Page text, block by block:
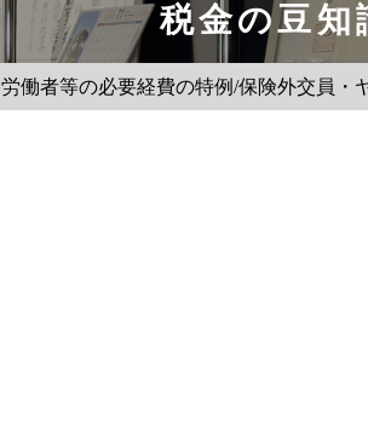
税金の豆知
働者等の必要経費の特例/保険外交員